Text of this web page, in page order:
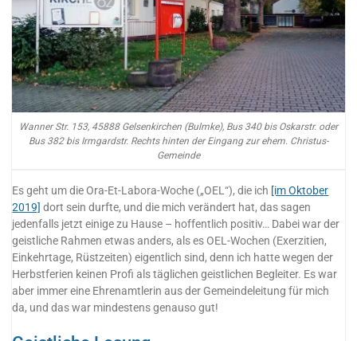
Wanner Str. 153, 45888 Gelsenkirchen (Bulmke), Bus 340 bis Oskarstr. oder
Bus 382 bis Irmgardstr. Rechts hinten der Eingang zur ehem. Christus-
Gemeinde
Es geht um die Ora-Et-Labora-Woche („OEL“), die ich [im Oktober
2019] dort sein durfte, und die mich verändert hat, das sagen
jedenfalls jetzt einige zu Hause – hoffentlich positiv… Dabei war der
geistliche Rahmen etwas anders, als es OEL-Wochen (Exerzitien,
Einkehrtage, Rüstzeiten) eigentlich sind, denn ich hatte wegen der
Herbstferien keinen Profi als täglichen geistlichen Begleiter. Es war
aber immer eine Ehrenamtlerin aus der Gemeindeleitung für mich
da, und das war mindestens genauso gut!